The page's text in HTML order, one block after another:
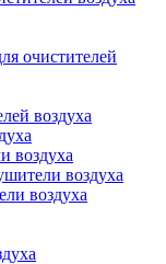
очистителей
воздуха
воздуха
воздуха
воздуха